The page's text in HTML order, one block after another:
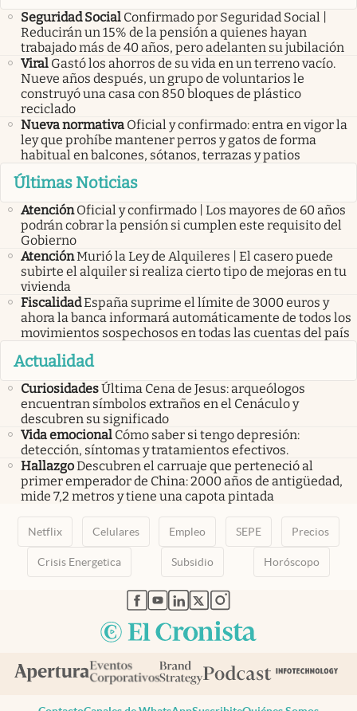
Seguridad Social Confirmado por Seguridad Social |
Reducirán un 15% de la pensión a quienes hayan
trabajado más de 40 años, pero adelanten su jubilación
Viral Gastó los ahorros de su vida en un terreno vacío.
Nueve años después, un grupo de voluntarios le
construyó una casa con 850 bloques de plástico
reciclado
Nueva normativa Oficial y confirmado: entra en vigor la
ley que prohíbe mantener perros y gatos de forma
habitual en balcones, sótanos, terrazas y patios
Últimas Noticias
Atención Oficial y confirmado | Los mayores de 60 años
podrán cobrar la pensión si cumplen este requisito del
Gobierno
AtenciónMurió la Ley de Alquileres | El casero puede
subirte el alquiler si realiza cierto tipo de mejoras en tu
vivienda
FiscalidadEspaña suprime el límite de 3000 euros y
ahora la banca informará automáticamente de todos los
movimientos sospechosos en todas las cuentas del país
Actualidad
CuriosidadesÚltima Cena de Jesus: arqueólogos
encuentran símbolos extraños en el Cenáculo y
descubren su significado
Vida emocional Cómo saber si tengo depresión:
detección, síntomas y tratamientos efectivos.
HallazgoDescubren el carruaje que perteneció al
primer emperador de China: 2000 años de antigüedad,
mide 7,2 metros y tiene una capota pintada
Netflix Celulares Empleo SEPE Precios
Crisis Energetica Subsidio Horóscopo
abre en nueva pestaña
abre en nueva pestaña
abre en nueva pestaña
abre en nueva pestaña
abre en nueva pestaña